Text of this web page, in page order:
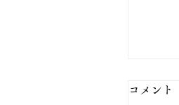
コメント